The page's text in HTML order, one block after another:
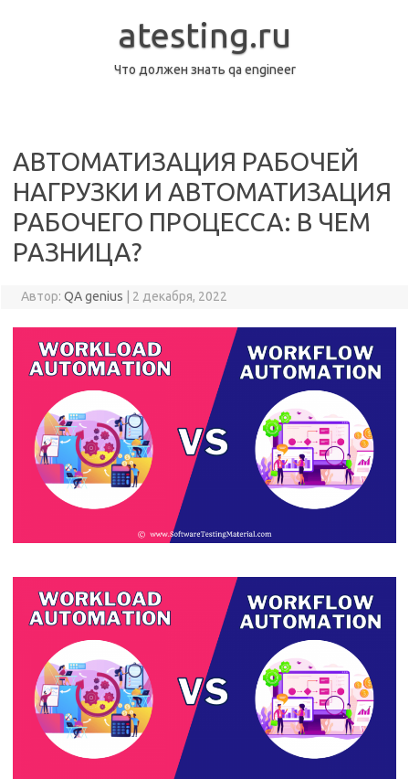
atesting.ru
Что должен знать qa engineer
АВТОМАТИЗАЦИЯ РАБОЧЕЙ
НАГРУЗКИ И АВТОМАТИЗАЦИЯ
РАБОЧЕГО ПРОЦЕССА: В ЧЕМ
РАЗНИЦА?
Автор: QA genius 2 декабря, 2022